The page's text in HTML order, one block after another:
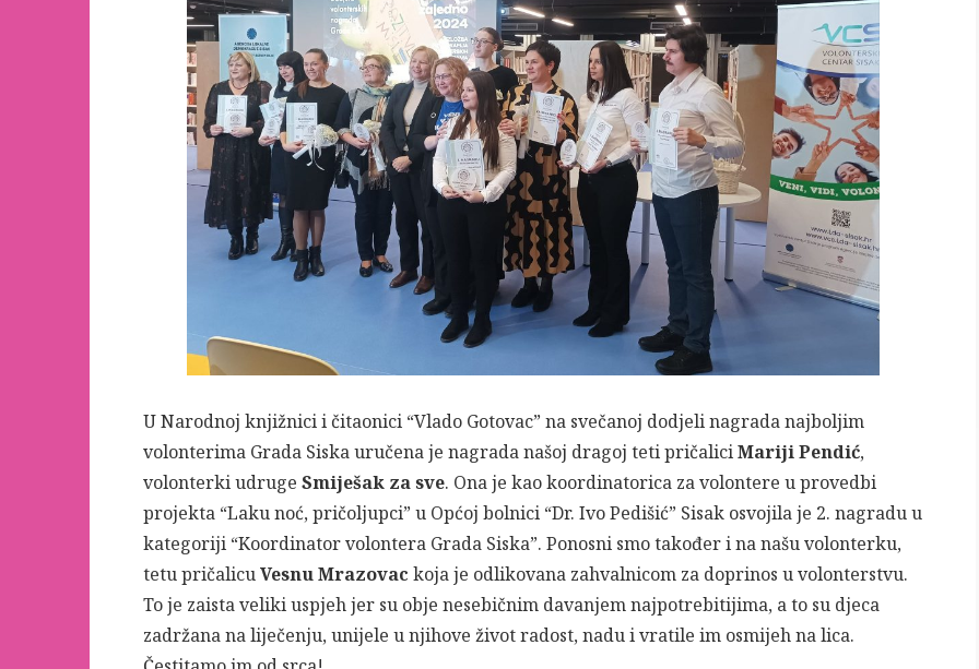
U Narodnoj knjižnici i čitaonici “Vlado Gotovac” na svečanoj dodjeli nagrada najboljim
volonterima Grada Siska uručena je nagrada našoj dragoj teti pričaliciMariji Pendić,
volonterki udruge Smiješak za sve. Ona je kao koordinatorica za volontere u provedbi
projekta “Laku noć, pričoljupci” u Općoj bolnici “Dr. Ivo Pedišić” Sisak osvojila je 2. nagradu u
kategoriji “Koordinator volontera Grada Siska”. Ponosni smo također i na našu volonterku,
tetu pričalicuVesnu Mrazovac koja je odlikovana zahvalnicom za doprinos u volonterstvu.
To je zaista veliki uspjeh jer su obje nesebičnim davanjem najpotrebitijima, a to su djeca
zadržana na liječenju, unijele u njihove život radost, nadu i vratile im osmijeh na lica.